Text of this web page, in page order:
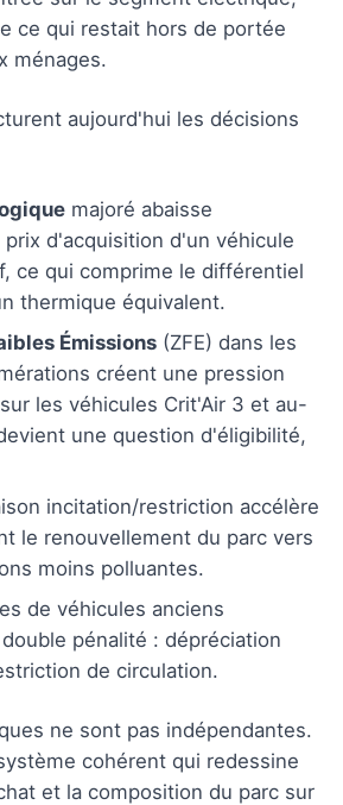
ce qui restait hors de portée
ménages.
aujourd'hui les décisions
majoré abaisse
d'acquisition d'un véhicule
ce qui comprime le différentiel
thermique équivalent.
Émissions (ZFE) dans les
créent une pression
les véhicules Crit'Air 3 et au-
une question d'éligibilité,
incitation/restriction accélère
le renouvellement du parc vers
moins polluantes.
de véhicules anciens
pénalité : dépréciation
de circulation.
ne sont pas indépendantes.
cohérent qui redessine
et la composition du parc sur